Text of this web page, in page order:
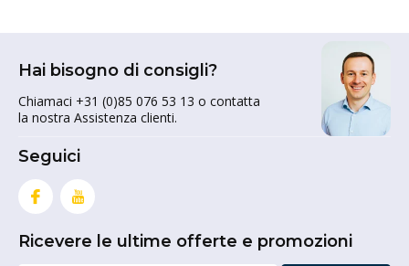
Hai bisogno di consigli?
Chiamaci +31 (0)85 076 53 13 o contatta
la nostra Assistenza clienti.
Seguici
Ricevere le ultime offerte e promozioni